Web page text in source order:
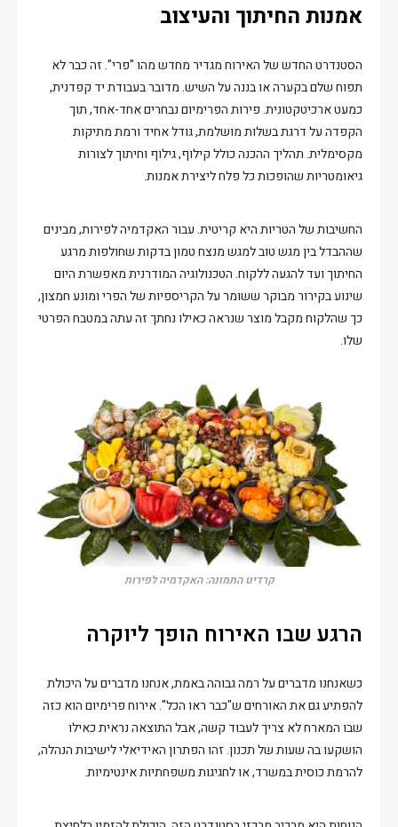
אמנות החיתוך והעיצוב
הסטנדרט החדש של האירוח מגדיר מחדש מהו "פרי". זה כבר לא
תפוח שלם בקערה או בננה על השיש. מדובר בעבודת יד קפדנית,
כמעט ארכיטקטונית. פירות הפרימיום נבחרים אחד-אחד, תוך
הקפדה על דרגת בשלות מושלמת, גודל אחיד ורמת מתיקות
מקסימלית. תהליך ההכנה כולל קילוף, גילוף וחיתוך לצורות
גיאומטריות שהופכות כל פלח ליצירת אמנות.
החשיבות של הטריות היא קריטית. עבור האקדמיה לפירות, מבינים
שההבדל בין מגש טוב למגש מנצח טמון בדקות שחולפות מרגע
החיתוך ועד להגעה ללקוח. הטכנולוגיה המודרנית מאפשרת היום
שינוע בקירור מבוקר ששומר על הקריספיות של הפרי ומונע חמצון,
כך שהלקוח מקבל מוצר שנראה כאילו נחתך זה עתה במטבח הפרטי
שלו.
קרדיט התמונה: האקדמיה לפירות
הרגע שבו האירוח הופך ליוקרה
כשאנחנו מדברים על רמה גבוהה באמת, אנחנו מדברים על היכולת
להפתיע גם את האורחים ש"כבר ראו הכל". אירוח פרימיום הוא כזה
שבו המארח לא צריך לעבוד קשה, אבל התוצאה נראית כאילו
הושקעו בה שעות של תכנון. זהו הפתרון האידיאלי לישיבות הנהלה,
להרמת כוסית במשרד, או לחגיגות משפחתיות אינטימיות.